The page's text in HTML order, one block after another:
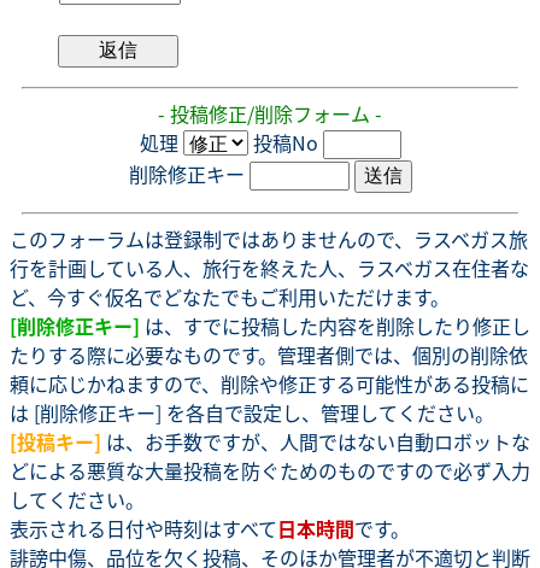
- 投稿修正/削除フォーム -
処理
投稿No
削除修正キー
このフォーラムは登録制ではありませんので、ラスベガス旅
行を計画している人、旅行を終えた人、ラスベガス在住者な
ど、今すぐ仮名でどなたでもご利用いただけます。
[削除修正キー] は、すでに投稿した内容を削除したり修正し
たりする際に必要なものです。管理者側では、個別の削除依
頼に応じかねますので、削除や修正する可能性がある投稿に
は [削除修正キー] を各自で設定し、管理してください。
[投稿キー] は、お手数ですが、人間ではない自動ロボットな
どによる悪質な大量投稿を防ぐためのものですので必ず入力
してください。
表示される日付や時刻はすべて日本時間です。
誹謗中傷、品位を欠く投稿、そのほか管理者が不適切と判断